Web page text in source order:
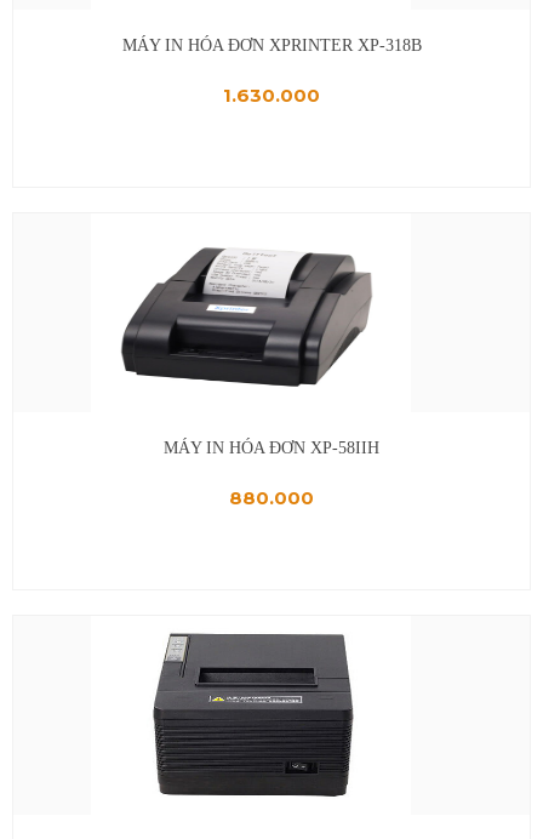
MÁY IN HÓA ĐƠN XPRINTER XP-318B
1.630.000
MÁY IN HÓA ĐƠN XP-58IIH
880.000